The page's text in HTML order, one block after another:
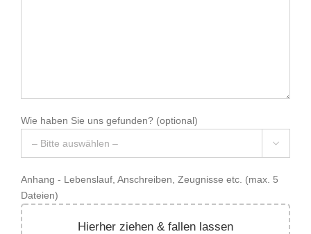
Wie haben Sie uns gefunden?(optional)

Anhang - Lebenslauf, Anschreiben, Zeugnisse etc. (max. 5
Dateien)
Hierher ziehen & fallen lassen